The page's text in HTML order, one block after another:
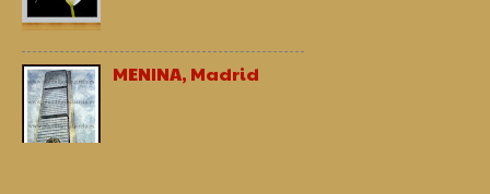
MENINA, Madrid